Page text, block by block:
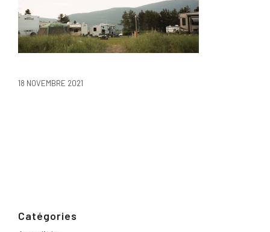
18 NOVEMBRE 2021
Catégories